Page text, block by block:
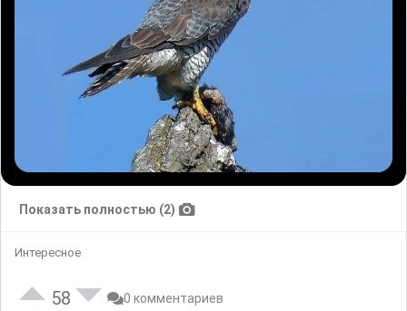
Показать полностью (2)
Интересное
58 0 комментариев